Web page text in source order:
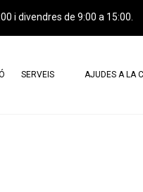
i divendres de 9:00 a 15:00.
SERVEIS AJUDES A LA